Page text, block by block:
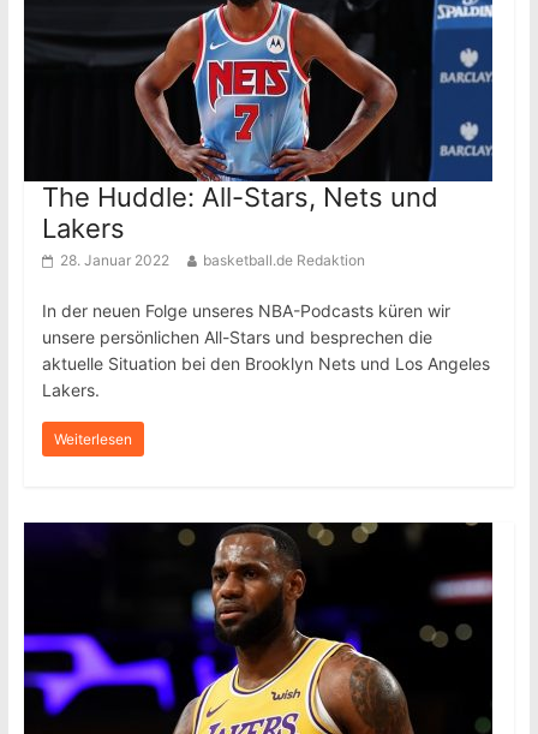
The Huddle: All-Stars, Nets und
Lakers
28. Januar 2022 basketball.de Redaktion
In der neuen Folge unseres NBA-Podcasts küren wir
unsere persönlichen All-Stars und besprechen die
aktuelle Situation bei den Brooklyn Nets und Los Angeles
Lakers.
Weiterlesen